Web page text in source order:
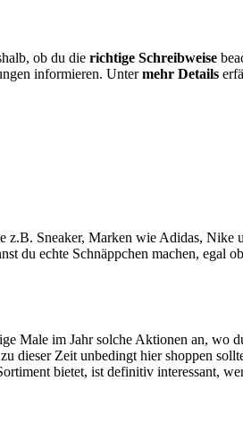
ob du die richtige Schreibweise
informieren. Untermehr Details
z.B. Sneaker, Marken wie Adidas, Nike
du echte Schnäppchen machen, egal
Male im Jahr solche Aktionen an, wo
dieser Zeit unbedingt hier shoppen
bietet, ist definitiv interessant,